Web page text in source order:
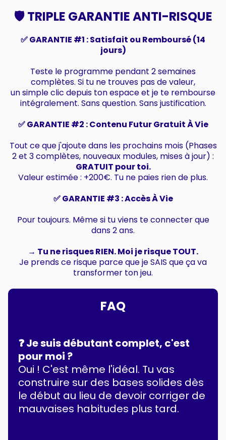
🛡️ TRIPLE GARANTIE ANTI-RISQUE
✅ GARANTIE #1 : Satisfait ou Remboursé (14
jours)
Teste le programme pendant 2 semaines
complètes. Si tu ne trouves pas de valeur,
un simple clic depuis ton espace et je te rembourse
intégralement. Sans question. Sans justification.
✅ GARANTIE #2 : Contenu Futur Gratuit À Vie
Tout ce que j'ajoute dans les prochains mois (Phases
2 et 3 complètes, nouveaux modules, mises à jour) :
GRATUIT pour toi.
Valeur estimée : +200€. Tu ne paies rien de plus.
✅ GARANTIE #3 : Accès À Vie
Pour toujours. Même si tu viens te connecter que
dans 2 ans.
→ Tu ne risques RIEN. Moi je risque TOUT.
Je prends ce risque parce que je SAIS que ça va
transformer ton jeu.
FAQ
❓ Je suis débutant complet, c'est
pour moi ?
Oui ! C'est même l'idéal. Tu vas
construire sur des bases solides dès
le début au lieu de devoir corriger de
mauvaises habitudes plus tard.